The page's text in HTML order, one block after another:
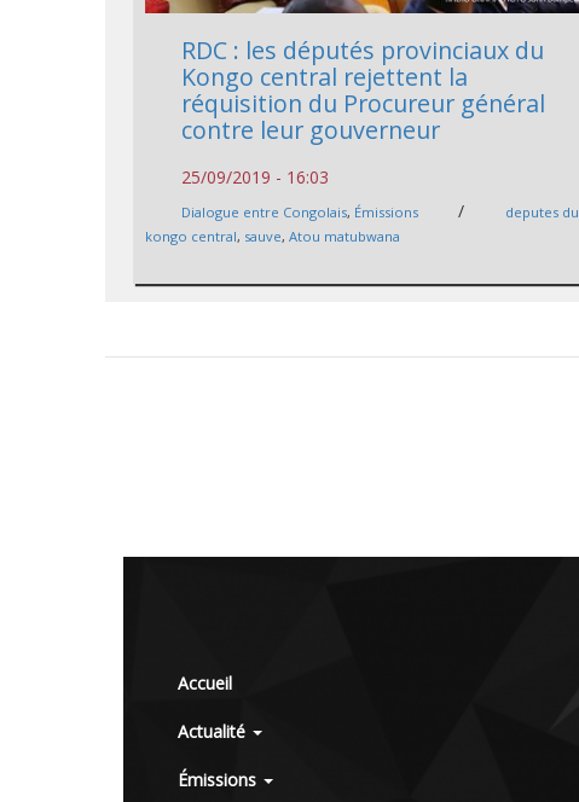
RDC : les députés provinciaux du
Kongo central rejettent la
réquisition du Procureur général
contre leur gouverneur
25/09/2019 - 16:03
Dialogue entre Congolais, Émissions /
deputes du
kongo central, sauve,Atou matubwana
Accueil
Actualité
Émissions